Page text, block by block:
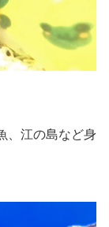
江の島など身